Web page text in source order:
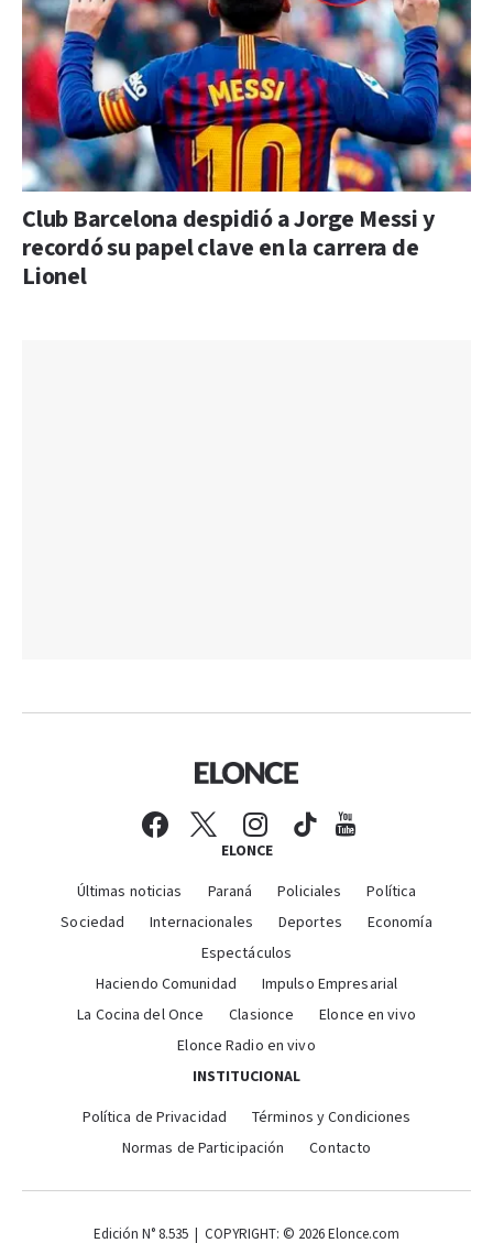
Club Barcelona despidió a Jorge Messi y
recordó su papel clave en la carrera de
Lionel
ELONCE
Últimas noticias Paraná Policiales
Política
Sociedad
Internacionales Deportes
Economía
Espectáculos
Haciendo Comunidad
Impulso Empresarial
La Cocina del Once
Clasionce
Elonce en vivo
Elonce Radio en vivo
INSTITUCIONAL
Política de Privacidad
Términos y Condiciones
Normas de Participación
Contacto
Edición N° 8.535 | COPYRIGHT: © 2026 Elonce.com